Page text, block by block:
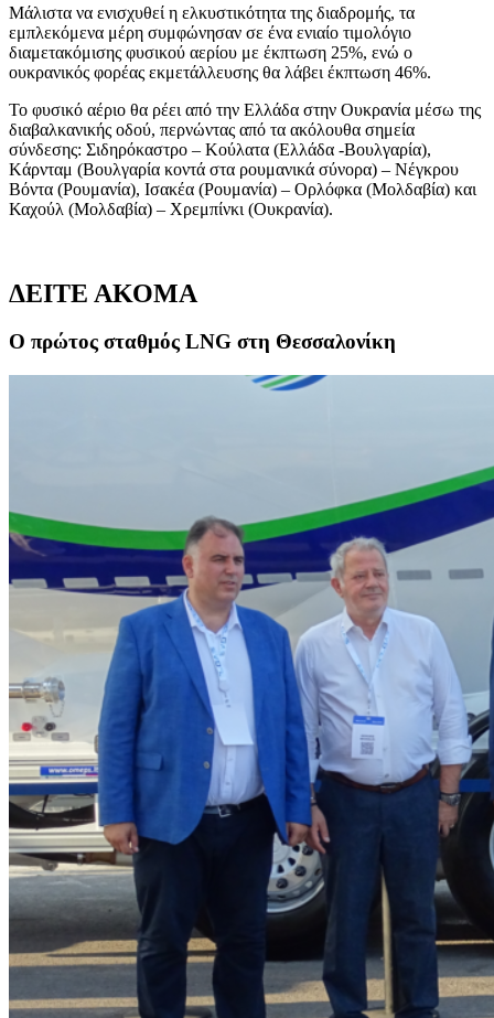
Μάλιστα να ενισχυθεί η ελκυστικότητα της διαδρομής, τα
εμπλεκόμενα μέρη συμφώνησαν σε ένα ενιαίο τιμολόγιο
διαμετακόμισης φυσικού αερίου με έκπτωση 25%, ενώ ο
ουκρανικός φορέας εκμετάλλευσης θα λάβει έκπτωση 46%.
Το φυσικό αέριο θα ρέει από την Ελλάδα στην Ουκρανία μέσω της
διαβαλκανικής οδού, περνώντας από τα ακόλουθα σημεία
σύνδεσης: Σιδηρόκαστρο – Kούλατα (Ελλάδα -Βουλγαρία),
Kάρνταμ (Βουλγαρία κοντά στα ρουμανικά σύνορα) – Nέγκρου
Βόντα (Ρουμανία), Iσακέα (Ρουμανία) – Oρλόφκα (Μολδαβία) και
Καχούλ (Μολδαβία) – Χρεμπίνκι (Ουκρανία).
ΔΕΙΤΕ ΑΚΟΜΑ
Ο πρώτος σταθμός LNG στη Θεσσαλονίκη